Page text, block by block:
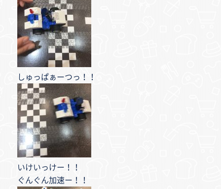
しゅっぱぁーつっ！！
いけいっけー！！
ぐんぐん加速ー！！